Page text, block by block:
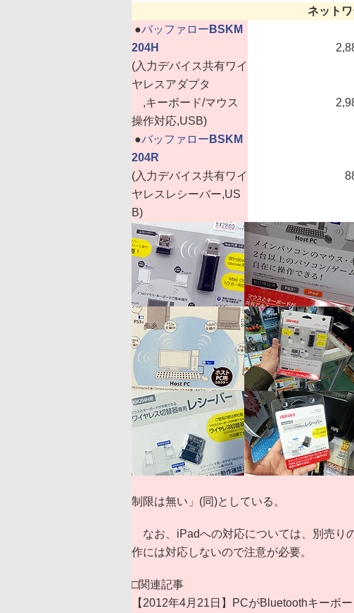
ネット
●バッファロー BSKM
204H
(入力デバイス共有ワイ
ヤレスアダプタ
,キーボード/マウス
操作対応,USB)
●バッファロー BSKM
204R
(入力デバイス共有ワイ
ヤレスレシーバー,US
B)
制限は無い」(同)としている。
なお、iPadへの対応については、別売り
作には対応しないので注意が必要。
□関連記事
【2012年4月21日】PCがBluetoothキーボ